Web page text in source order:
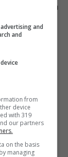
di
tornare a
.
molto
a
and
and
from
device
with 319
our partners
on the basis
managing